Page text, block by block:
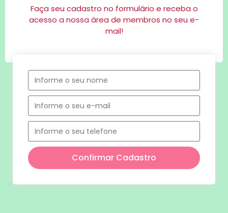
Faça seu cadastro no formulário e receba o
acesso a nossa área de membros no seu e-
mail!
Confirmar Cadastro